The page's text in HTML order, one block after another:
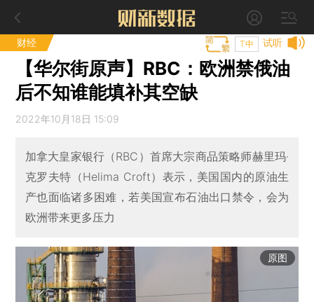
财经 试听
T中
【华尔街原声】RBC：欧洲禁俄油
后不知谁能填补其空缺
2022年10月18日 15:09
加拿大皇家银行（RBC）首席大宗商品策略师赫里玛·
克罗夫特（Helima Croft）表示，美国国内的原油生
产也面临诸多困难，若美国宣布石油出口禁令，会为
欧洲带来更多压力
原图